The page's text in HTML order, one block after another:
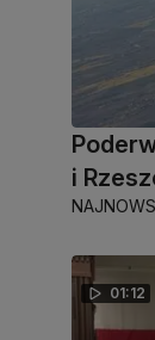
i
01:12